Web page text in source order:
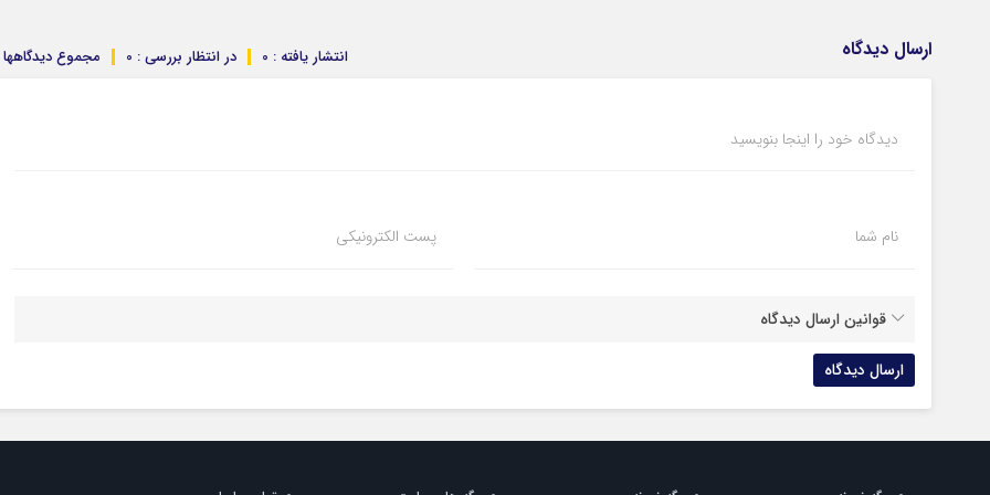
ارسال دیدگاه مجموع دیدگاهها در انتظار بررسی : 0 انتشار یافته : 0
دیدگاه خود را اینجا بنویسید
نام شما پست الکترونیکی
قوانین ارسال دیدگاه